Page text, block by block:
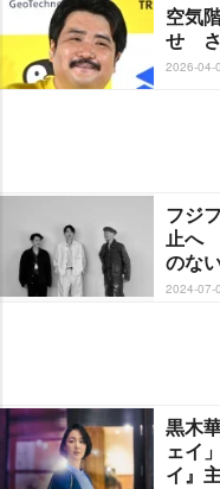
空気
せ さ
2026-04-
フジ
止へ
のな
2024-07-
黒木
ェイ
イ』